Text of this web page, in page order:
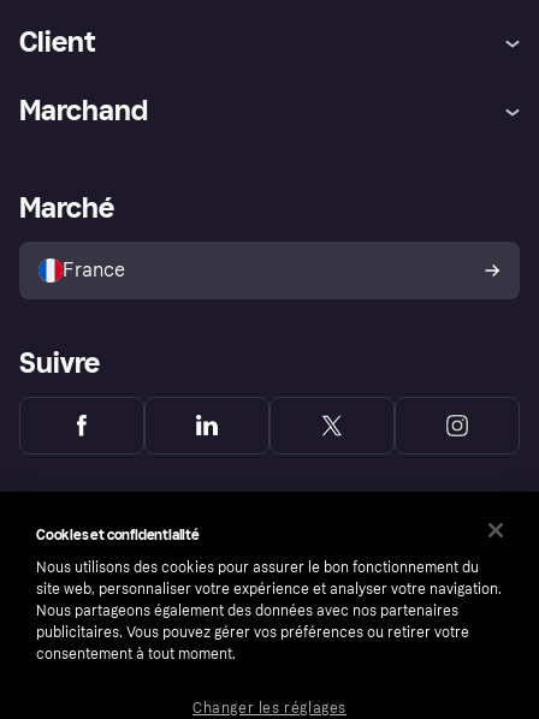
Client
Explorez les magasins
Politique de protection de
l’acheteur Klarna
Marchand
Portail Marchand
Marché
France
Suivre
Cookies et confidentialité
Nous utilisons des cookies pour assurer le bon fonctionnement du
site web, personnaliser votre expérience et analyser votre navigation.
Nous partageons également des données avec nos partenaires
publicitaires. Vous pouvez gérer vos préférences ou retirer votre
consentement à tout moment.
Changer les réglages